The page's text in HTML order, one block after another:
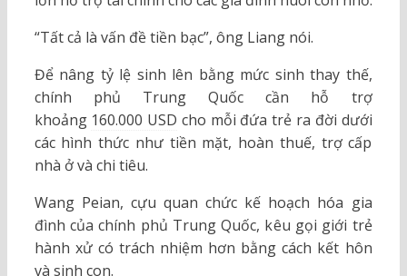
“Tất cả là vấn đề tiền bạc”, ông Liang nói.
Để nâng tỷ lệ sinh lên bằng mức sinh thay thế,
chính phủ Trung Quốc cần hỗ trợ
khoảng 160.000 USD cho mỗi đứa trẻ ra đời dưới
các hình thức như tiền mặt, hoàn thuế, trợ cấp
nhà ở và chi tiêu.
Wang Peian, cựu quan chức kế hoạch hóa gia
đình của chính phủ Trung Quốc, kêu gọi giới trẻ
hành xử có trách nhiệm hơn bằng cách kết hôn
và sinh con.